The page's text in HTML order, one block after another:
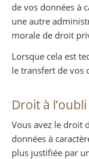
de vos données à
une autre
morale de droit
Lorsque cela est
le transfert de vos
Droit à l’oubli
Vous avez le droit
données à
plus justifiée par